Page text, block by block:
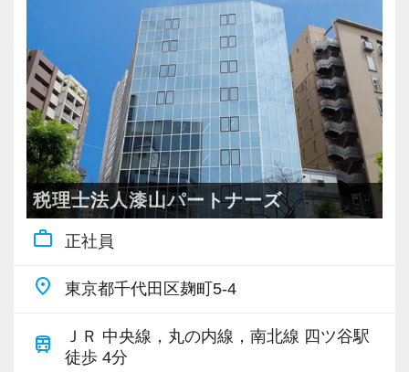
労基法を完全遵守し、残業代は1分単位で全額支
年功序列はなく、業務の品質や貢献度を正当に
評価して大幅な昇給で応えます。
お互いに助け合う文化があり、フラットで人間
関係のストレスがない職場です。
4.【資格取得支援】税理士資格取得を本気で応
援！最大6日間の試験休暇制度
「働きながら税理士を目指したい」という方を
全力でサポートするため、試験休暇制度を設け
税理士試験当日と試験前3日間は、有給休暇とは
別枠の休暇を付与いたします。
税理士法人漆山パートナーズ
work_outline 正社員
place 東京都千代田区麹町5-4
train
ＪＲ 中央線，丸の内線，南北線 四ツ谷駅
徒歩 4分